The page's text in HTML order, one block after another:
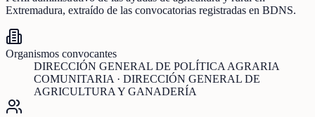
Extremadura, extraído de las convocatorias registradas en BDNS.
Organismos convocantes
DIRECCIÓN GENERAL DE POLÍTICA AGRARIA
COMUNITARIA · DIRECCIÓN GENERAL DE
AGRICULTURA Y GANADERÍA